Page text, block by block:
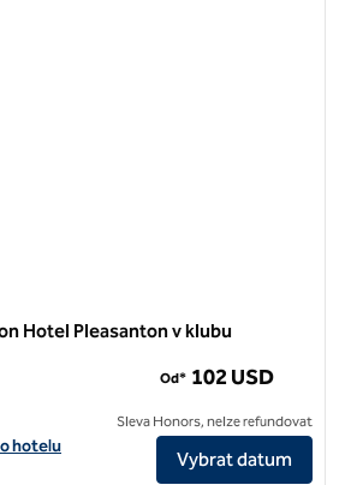
Hotel Pleasanton v klubu
by Hilton Hotel Pleasanton v
hotelu
Od* 102 USD
Sleva Honors, nelze refundovat
Vybrat datum